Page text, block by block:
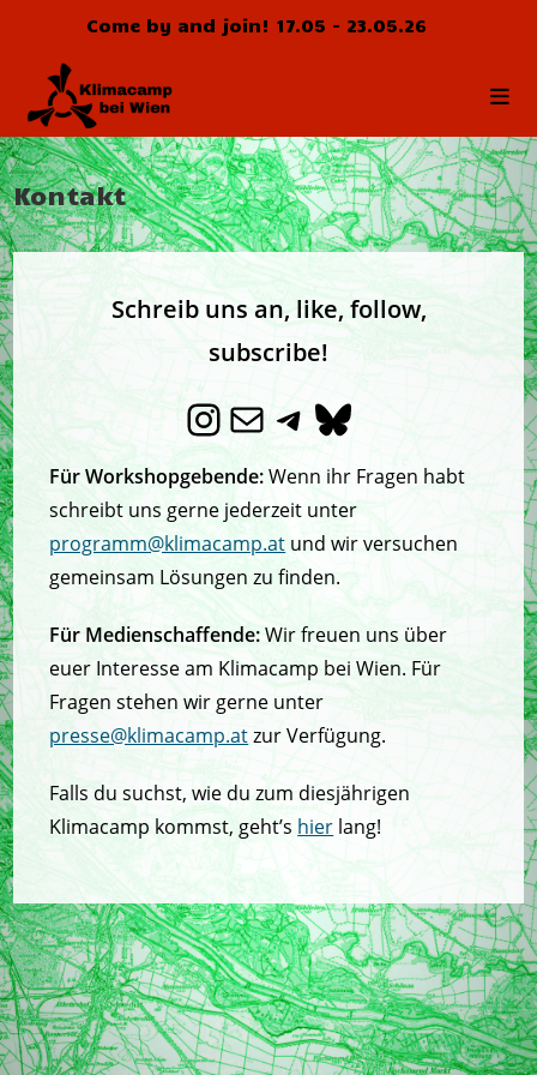
springen
Come by and join! 17.05 - 23.05.26
Kontakt
Schreib uns an, like, follow,
subscribe!
Instagram
E-Mail Telegram
Bluesky
Für Workshopgebende:Wenn ihr Fragen habt
schreibt uns gerne jederzeit unter
programm@klimacamp.at und wir versuchen
gemeinsam Lösungen zu finden.
Für Medienschaffende:Wir freuen uns über
euer Interesse am Klimacamp bei Wien. Für
Fragen stehen wir gerne unter
presse@klimacamp.atzur Verfügung.
Falls du suchst, wie du zum diesjährigen
Klimacamp kommst, geht’s hier lang!